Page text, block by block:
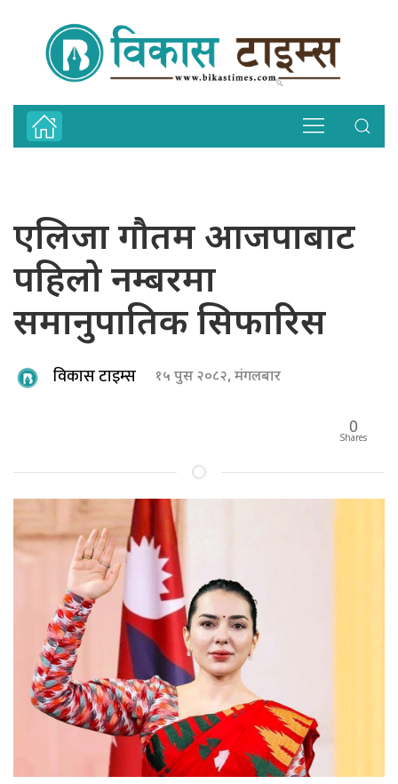
एलिजा गौतम आजपाबाट
पहिलो नम्बरमा
समानुपातिक सिफारिस
विकास टाइम्स १५ पुस २०८२, मंगलबार
0
Shares